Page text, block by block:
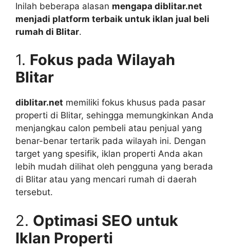
Inilah beberapa alasan mengapa diblitar.net
menjadi platform terbaik untuk iklan jual beli
rumah di Blitar.
1. Fokus pada Wilayah
Blitar
diblitar.net memiliki fokus khusus pada pasar
properti di Blitar, sehingga memungkinkan Anda
menjangkau calon pembeli atau penjual yang
benar-benar tertarik pada wilayah ini. Dengan
target yang spesifik, iklan properti Anda akan
lebih mudah dilihat oleh pengguna yang berada
di Blitar atau yang mencari rumah di daerah
tersebut.
2. Optimasi SEO untuk
Iklan Properti